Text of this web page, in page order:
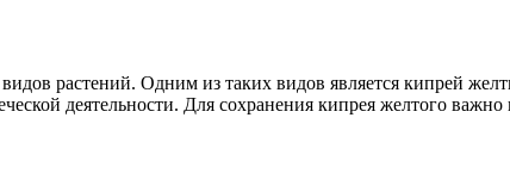
растений. Одним из таких видов является кипрей
деятельности. Для сохранения кипрея желтого